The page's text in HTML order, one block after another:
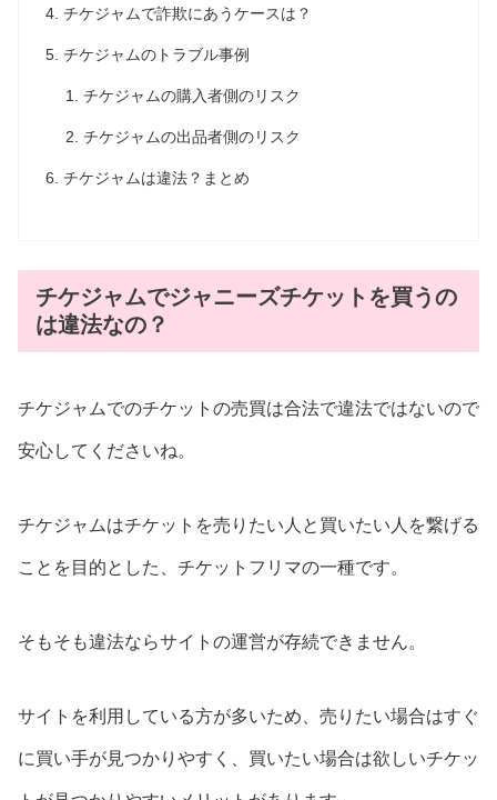
チケジャムで詐欺にあうケースは？
チケジャムのトラブル事例
チケジャムの購入者側のリスク
チケジャムの出品者側のリスク
チケジャムは違法？まとめ
チケジャムでジャニーズチケットを買うの
は違法なの？
チケジャムでのチケットの売買は合法で違法ではないので
安心してくださいね。
チケジャムはチケットを売りたい人と買いたい人を繋げる
ことを目的とした、チケットフリマの一種です。
そもそも違法ならサイトの運営が存続できません。
サイトを利用している方が多いため、売りたい場合はすぐ
に買い手が見つかりやすく、買いたい場合は欲しいチケッ